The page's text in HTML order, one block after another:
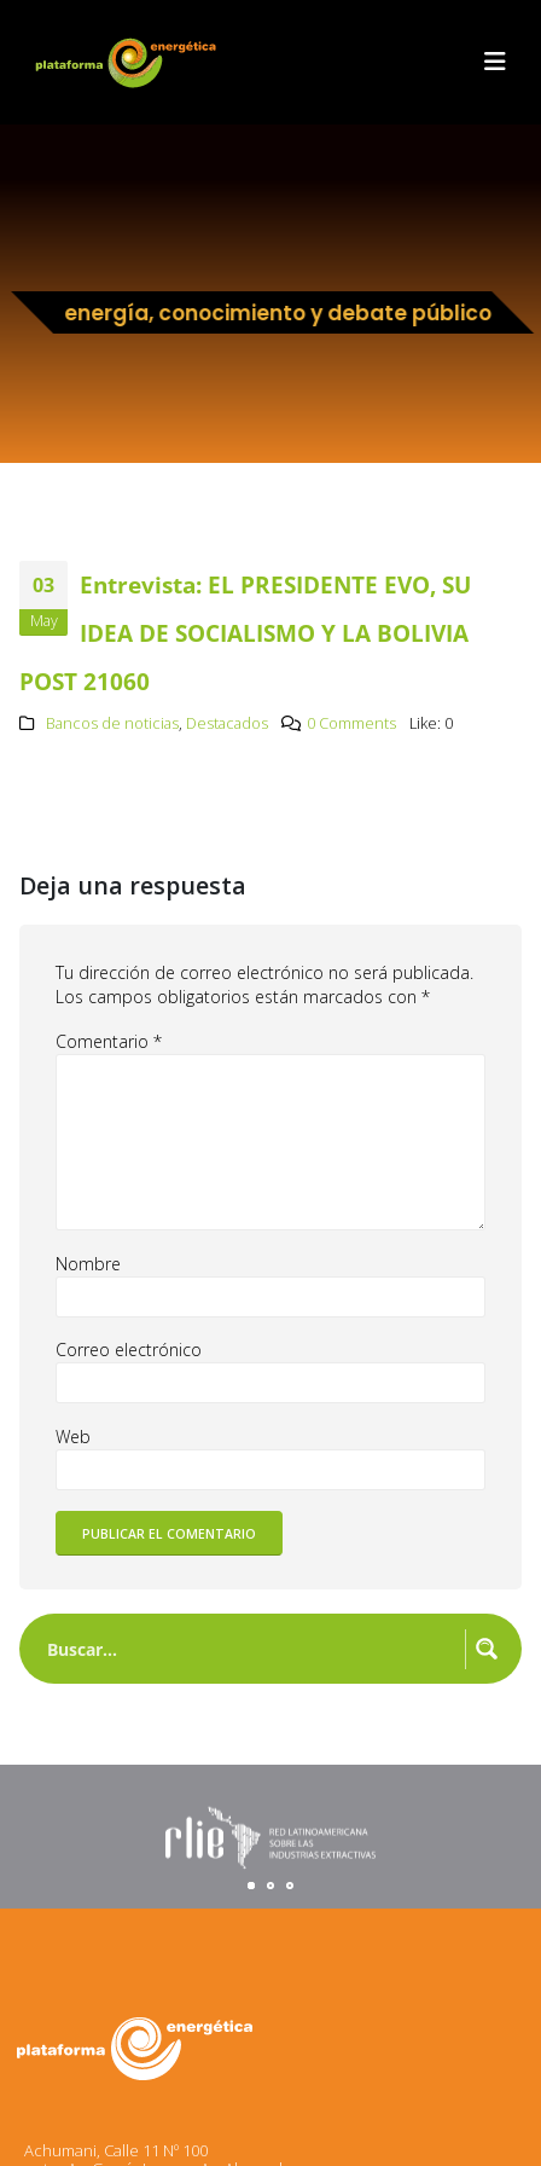
energía, conocimiento y debate público
03
May
Entrevista: EL PRESIDENTE EVO, SU
IDEA DE SOCIALISMO Y LA BOLIVIA
POST 21060
Bancos de noticias, Destacados 0 Comments Like: 0
Deja una respuesta
Tu dirección de correo electrónico no será publicada.
Los campos obligatorios están marcados con *
Comentario *
Nombre
Correo electrónico
Web
Achumani, Calle 11 Nº 100